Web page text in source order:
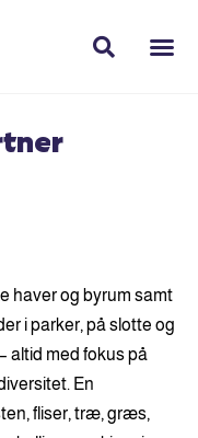
haver og byrum samt
i parker, på slotte og
altid med fokus på
En
fliser, træ, græs,